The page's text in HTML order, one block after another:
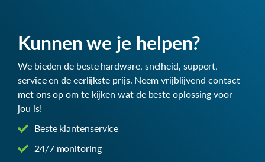
Kunnen we je helpen?
We bieden de beste hardware, snelheid, support,
service en de eerlijkste prijs. Neem vrijblijvend contact
met ons op om te kijken wat de beste oplossing voor
jou is!
Beste klantenservice
24/7 monitoring